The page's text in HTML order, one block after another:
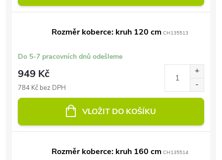
Rozměr koberce: kruh 120 cm CH135513
Do 5-7 pracovních dnů odešleme
949 Kč
784 Kč bez DPH
VLOŽIT DO KOŠÍKU
Rozměr koberce: kruh 160 cm CH135514